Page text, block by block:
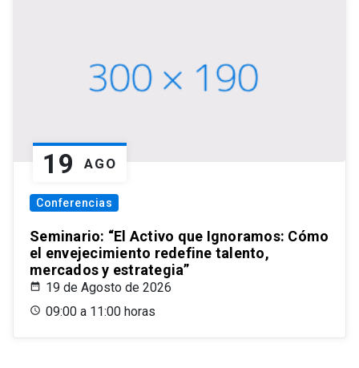
19 AGO
Conferencias
Seminario: “El Activo que Ignoramos: Cómo
el envejecimiento redefine talento,
mercados y estrategia”
19 de Agosto de 2026
09:00 a 11:00 horas